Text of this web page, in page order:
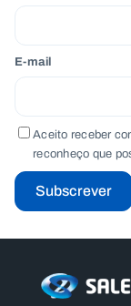
E-mail
Aceito receber
reconheço que
Subscrever